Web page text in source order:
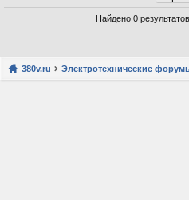
Найдено 0
380v.ru Электротехнические